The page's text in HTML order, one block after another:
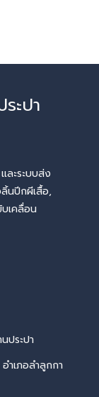
ะปา
ละระบบส่ง
นปีกผีเสื้อ,
เคลื่อน
ประปา
ำเภอลำลูกกา